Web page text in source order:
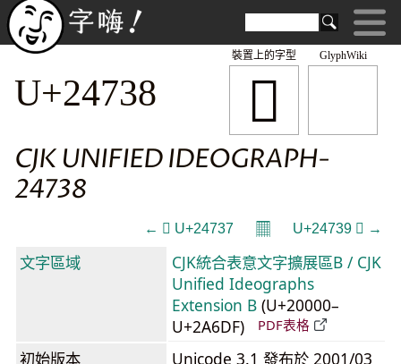
GlyphWiki
𤜸
裝置上的字型
U+24738
CJK UNIFIED IDEOGRAPH-
24738
← 𤜷 U+24737 𝄜 U+24739 𤜹 →
文字區域
CJK統合表意文字擴展區B / CJK
Unified Ideographs
Extension B (U+20000–
U+2A6DF)
PDF表格
初始版本
Unicode 3.1 發布於 2001/03